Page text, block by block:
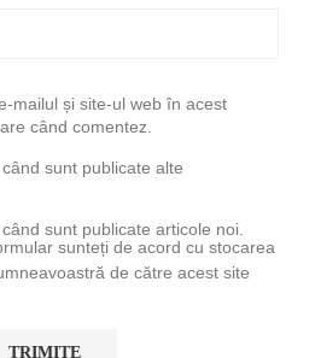
mailul și site-ul web în acest
când comentez.
sunt publicate alte
sunt publicate articole noi.
sunteți de acord cu stocarea
de către acest site